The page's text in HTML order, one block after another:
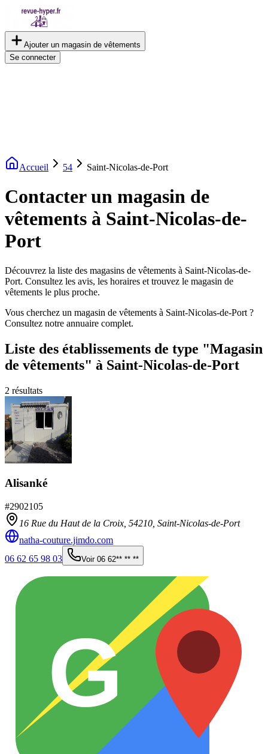
Ajouter un magasin de vêtements
Se connecter
Accueil 54 Saint-Nicolas-de-Port
Contacter un magasin de
vêtements à Saint-Nicolas-de-
Port
Découvrez la liste des magasins de vêtements à Saint-Nicolas-de-
Port. Consultez les avis, les horaires et trouvez le magasin de
vêtements le plus proche.
Vous cherchez un magasin de vêtements à Saint-Nicolas-de-Port ?
Consultez notre annuaire complet.
Liste des établissements de type "Magasin
de vêtements" à Saint-Nicolas-de-Port
2 résultats
Alisanké
#2902105
16 Rue du Haut de la Croix, 54210 Saint-Nicolas-de-Port
natha-couture.jimdo.com
06 62 65 98 03
Voir 06 62** ** **
G